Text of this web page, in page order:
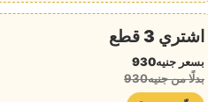
اشتري 3 قطع
بسعر جنيه930
بدلًا من جنيه930